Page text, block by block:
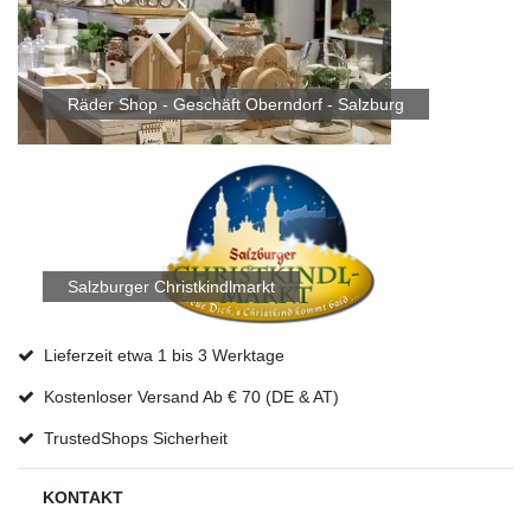
Räder Shop - Geschäft Oberndorf - Salzburg
Salzburger Christkindlmarkt
Lieferzeit etwa 1 bis 3 Werktage
Kostenloser Versand Ab € 70 (DE & AT)
TrustedShops Sicherheit
KONTAKT